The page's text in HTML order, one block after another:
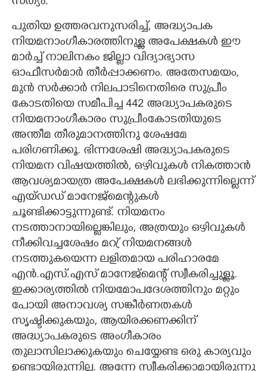
പുതിയ ഉത്തരവനുസരിച്ച്,​ അദ്ധ്യാപക
നിയമനാംഗീകാരത്തിനുള്ള അപേക്ഷകൾ ഈ
മാർച്ച് നാലിനകം ജില്ലാ വിദ്യാഭ്യാസ
ഓഫീസർമാർ തീർപ്പാക്കണം. അതേസമയം,​
മുൻ സർക്കാർ നിലപാടിനെതിരെ സുപ്രീം
കോടതിയെ സമീപിച്ച 442 അദ്ധ്യാപകരുടെ
നിയമനാംഗീകാരം സുപ്രീംകോടതിയുടെ
അന്തീമ തീരുമാനത്തിനു ശേഷമേ
പരിഗണിക്കൂ. ഭിന്നശേഷി അദ്ധ്യാപകരുടെ
നിയമന വിഷയത്തിൽ,​ ഒഴിവുകൾ നികത്താൻ
ആവശ്യമായത്ര അപേക്ഷകൾ ലഭിക്കുന്നില്ലെന്ന്
എയ്ഡഡ് മാനേജ്മെന്റുകൾ
ചൂണ്ടിക്കാട്ടുന്നുണ്ട്. നിയമനം
നടത്താനായില്ലെങ്കിലും,​ അത്രയും ഒഴിവുകൾ
നീക്കിവച്ചശേഷം മറ്ര് നിയമനങ്ങൾ
നടത്തുകയെന്ന ലളിതമായ പരിഹാരമേ
എൻ.എസ്.എസ് മാനേജ്മെന്റ് സ്വീകരിച്ചുള്ളൂ.
ഇക്കാര്യത്തിൽ നിയമോപദേശത്തിനും മറ്റും
പോയി അനാവശ്യ സങ്കീർണതകൾ
സൃഷ്ടിക്കുകയും,​ ആയിരക്കണക്കിന്
അദ്ധ്യാപകരുടെ അംഗീകാരം
തുലാസിലാക്കുകയും ചെയ്യേണ്ട ഒരു കാര്യവും